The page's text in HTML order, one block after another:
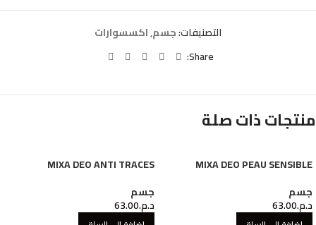
التصنيفات:جسم,اكسسوارات
Share:
منتجات ذات صلة
MIXA DEO PEAU SENSIBLE
جسم
د.م.63.00
MIXA DEO ANTI TRACES
جسم
د.م.63.00